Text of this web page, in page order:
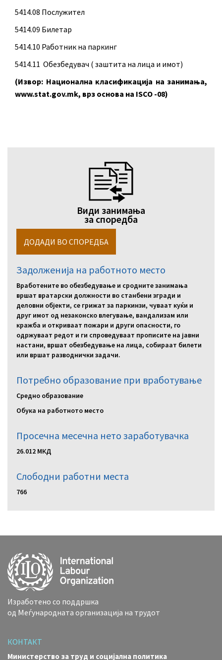
5414.08 Послужител
5414.09 Билетар
5414.10 Работник на паркинг
5414.11 Обезбедувач ( заштита на лица и имот)
(Извор: Национална класификација на занимања,
www.stat.gov.mk, врз основа на ISCO -08)
Види занимања
за споредба
Задолженија на работното место
Вработените во обезбедување и сродните занимања
вршат вратарски должности во станбени згради и
деловни објекти, се грижат за паркинзи, чуваат куќи и
друг имот од незаконско влегување, вандализам или
кражба и откриваат пожари и други опасности, го
одржуваат редот и ги спроведуваат прописите на јавни
настани, вршат обезбедување на лица, собираат билети
или вршат разводнички задачи.
Потребно образование при вработување
Средно образование
Обука на работното место
Просечна месечна нето заработувачка
26.012 МКД
Слободни работни местa
766
Изработено со поддршка
од Меѓународната организација на трудот
КОНТАКТ
Министерство за труд и социјална политика